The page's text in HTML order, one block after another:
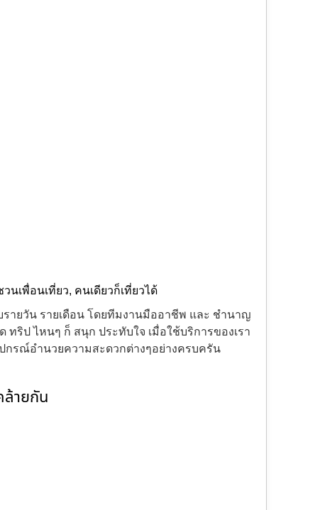
นเพื่อนเที่ยว, คนเดียวก็เที่ยวได้
ายวัน รายเดือน โดยทีมงานมืออาชีพ และ ชำนาญ
ริป ไหนๆ ก็ สนุก ประทับใจ เมื่อใช้บริการของเรา
กรณ์อำนวยความสะดวกต่างๆอย่างครบครัน
ายกัน